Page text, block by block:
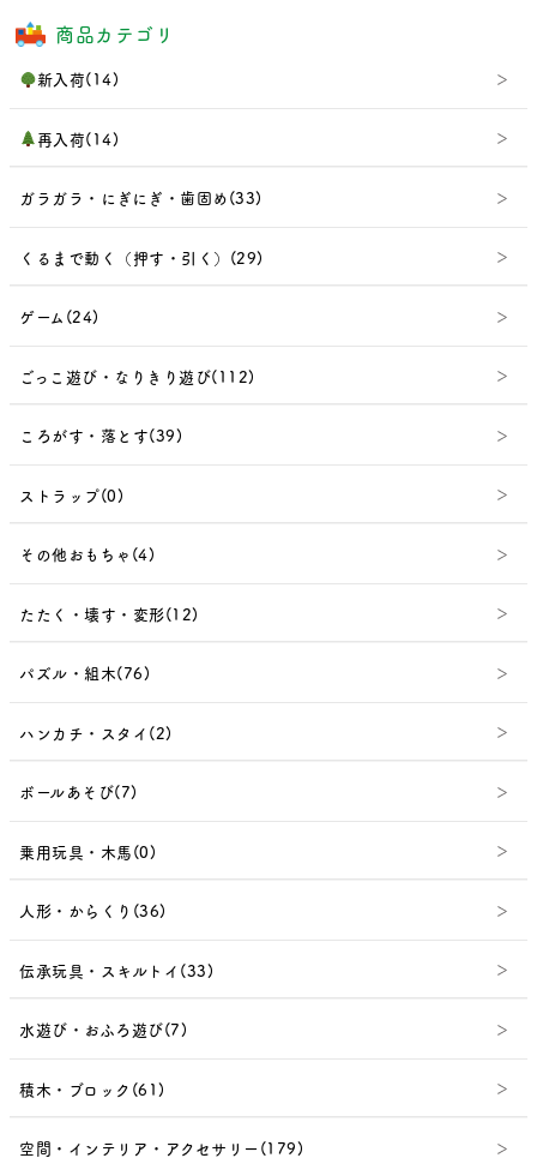
商品カテゴリ
新入荷(14)
再入荷(14)
ガラガラ・にぎにぎ・歯固め(33)
くるまで動く（押す・引く）(29)
ゲーム(24)
ごっこ遊び・なりきり遊び(112)
ころがす・落とす(39)
ストラップ(0)
その他おもちゃ(4)
たたく・壊す・変形(12)
パズル・組木(76)
ハンカチ・スタイ(2)
ボールあそび(7)
乗用玩具・木馬(0)
人形・からくり(36)
伝承玩具・スキルトイ(33)
水遊び・おふろ遊び(7)
積木・ブロック(61)
空間・インテリア・アクセサリー(179)